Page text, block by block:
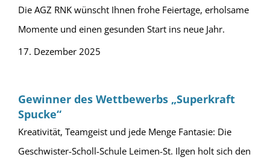
Die AGZ RNK wünscht Ihnen frohe Feiertage, erholsame
Momente und einen gesunden Start ins neue Jahr.
17. Dezember 2025
Gewinner des Wettbewerbs „Superkraft
Spucke“
Kreativität, Teamgeist und jede Menge Fantasie: Die
Geschwister-Scholl-Schule Leimen-St. Ilgen holt sich den